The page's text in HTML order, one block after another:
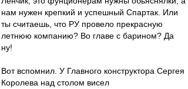
нам нужен крепкий и успешный Спартак. Или
ты считаешь, что РУ провело прекрасную
летнюю компанию? Во главе с барином? Да
ну!
Вот вспомнил. У Главного конструктора Сергея
Королева над столом висел